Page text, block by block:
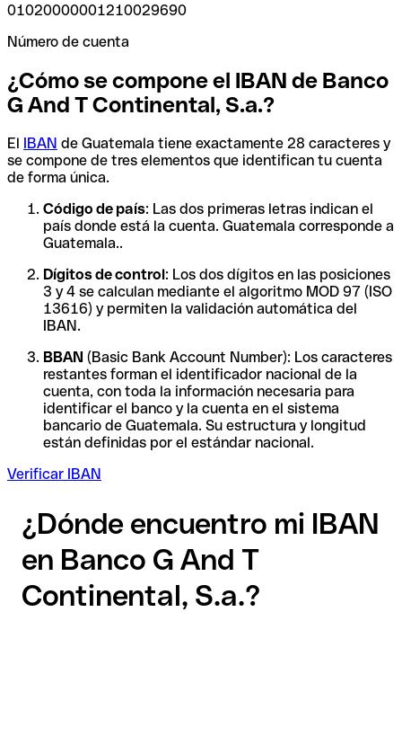
01020000001210029690
Número de cuenta
¿Cómo se compone el IBAN de Banco
G And T Continental, S.a.?
El IBAN de Guatemala tiene exactamente 28 caracteres y
se compone de tres elementos que identifican tu cuenta
de forma única.
Código de país: Las dos primeras letras indican el
país donde está la cuenta. Guatemala corresponde a
Guatemala..
Dígitos de control: Los dos dígitos en las posiciones
3 y 4 se calculan mediante el algoritmo MOD 97 (ISO
13616) y permiten la validación automática del
IBAN.
BBAN (Basic Bank Account Number): Los caracteres
restantes forman el identificador nacional de la
cuenta, con toda la información necesaria para
identificar el banco y la cuenta en el sistema
bancario de Guatemala. Su estructura y longitud
están definidas por el estándar nacional.
Verificar IBAN
¿Dónde encuentro mi IBAN
en Banco G And T
Continental, S.a.?